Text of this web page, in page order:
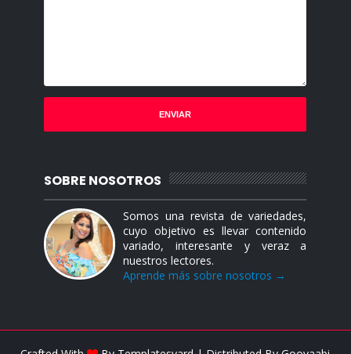
SOBRE NOSOTROS
Somos una revista de variedades,
cuyo objetivo es llevar contenido
variado, interesante y veraz a
nuestros lectores.
Aprende más sobre nosotros →